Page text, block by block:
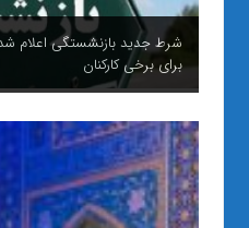
شرط جدید بازنشستگی اعلام
برای برخی کارکنان